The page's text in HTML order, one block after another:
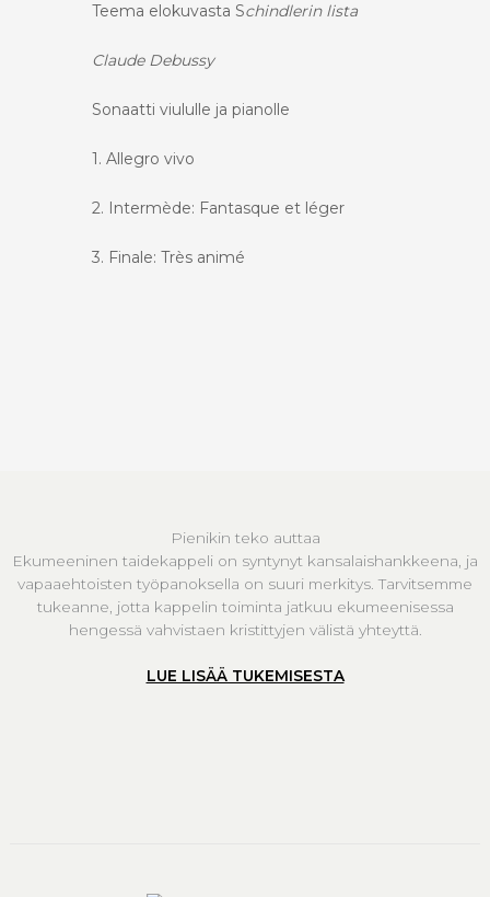
Teema elokuvasta Schindlerin lista
Claude Debussy
Sonaatti viululle ja pianolle
1. Allegro vivo
2. Intermède: Fantasque et léger
3. Finale: Très animé
Pienikin teko auttaa
Ekumeeninen taidekappeli on syntynyt kansalaishankkeena, ja
vapaaehtoisten työpanoksella on suuri merkitys. Tarvitsemme
tukeanne, jotta kappelin toiminta jatkuu ekumeenisessa
hengessä vahvistaen kristittyjen välistä yhteyttä.
LUE LISÄÄ TUKEMISESTA